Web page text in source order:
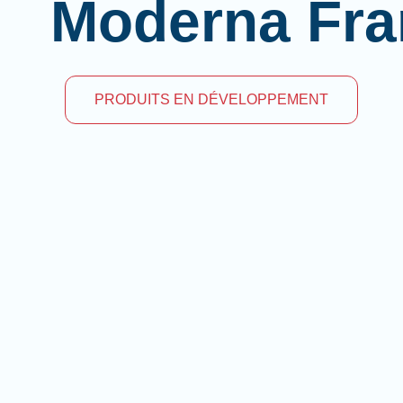
Moderna
PRODUITS EN DÉVELOPPEMENT